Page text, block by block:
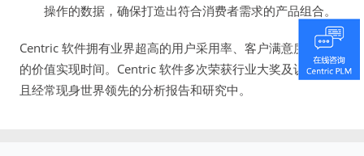
操作的数据，确保打造出符合消费者需求的产品组合。
Centric 软件拥有业界超高的用户采用率、客户满意度和超快
的价值实现时间。Centric 软件多次荣获行业大奖及认可，并
且经常现身世界领先的分析报告和研究中。